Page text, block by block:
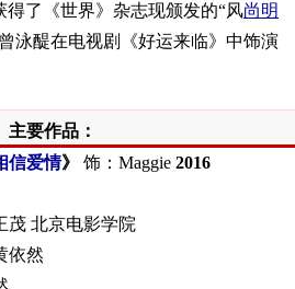
得了《世界》杂志现颁发的“风尚明
泳醍在电视剧《好运来临》中饰演
主要作品：
信爱情》 饰：Maggie 2016
茂 北京电影学院
依然